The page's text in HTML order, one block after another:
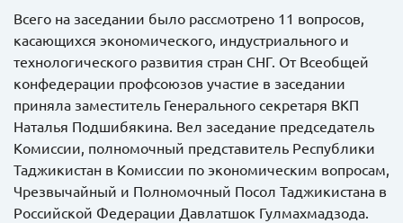
Всего на заседании было рассмотрено 11 вопросов,
касающихся экономического, индустриального и
технологического развития стран СНГ. От Всеобщей
конфедерации профсоюзов участие в заседании
приняла заместитель Генерального секретаря ВКП
Наталья Подшибякина. Вел заседание председатель
Комиссии, полномочный представитель Республики
Таджикистан в Комиссии по экономическим вопросам,
Чрезвычайный и Полномочный Посол Таджикистана в
Российской Федерации Давлатшок Гулмахмадзода.